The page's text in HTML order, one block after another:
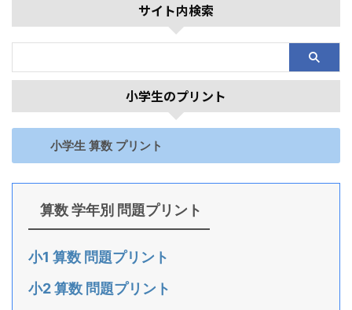
サイト内検索
小学生のプリント
小学生 算数 プリント
算数 学年別 問題プリント
小1 算数 問題プリント
小2 算数 問題プリント